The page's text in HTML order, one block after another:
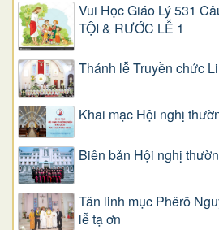
Vui Học Giáo Lý 531
TỘI & RƯỚC LỄ 1
Thánh lễ Truyền chức
Khai mạc Hội nghị
Biên bản Hội nghị
Tân linh mục Phêrô
lễ tạ ơn